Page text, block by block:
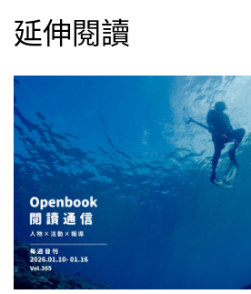
延伸閱讀